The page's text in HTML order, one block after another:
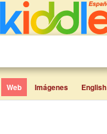
Web Imágenes English